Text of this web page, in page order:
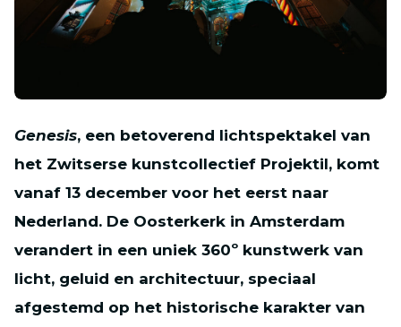
Genesis, een betoverend lichtspektakel van
het Zwitserse kunstcollectief Projektil, komt
vanaf 13 december voor het eerst naar
Nederland. De Oosterkerk in Amsterdam
verandert in een uniek 360º kunstwerk van
licht, geluid en architectuur, speciaal
afgestemd op het historische karakter van